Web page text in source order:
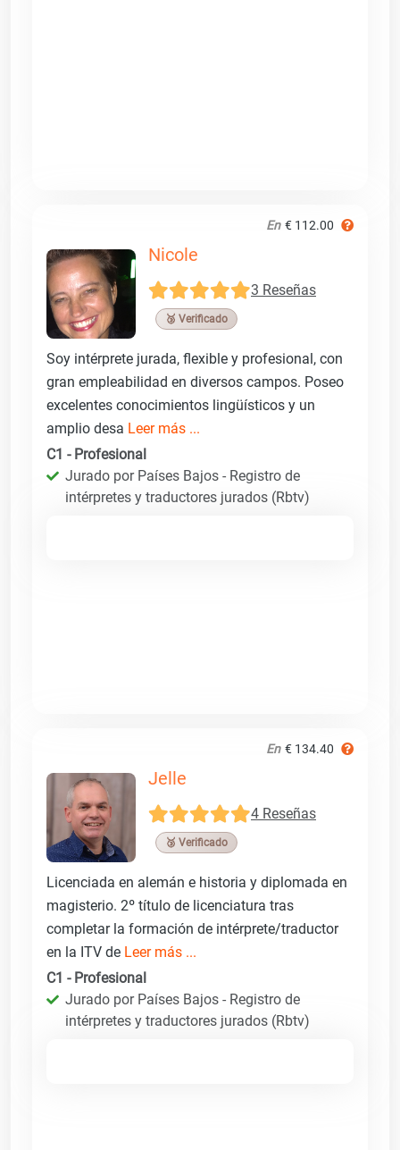
En € 112.00
Nicole
3 Reseñas
🥉 Verificado
Soy intérprete jurada, flexible y profesional, con
gran empleabilidad en diversos campos. Poseo
excelentes conocimientos lingüísticos y un
amplio desa Leer más ...
C1 - Profesional
Jurado por Países Bajos - Registro de
intérpretes y traductores jurados (Rbtv)
En € 134.40
Jelle
4 Reseñas
🥉 Verificado
Licenciada en alemán e historia y diplomada en
magisterio. 2º título de licenciatura tras
completar la formación de intérprete/traductor
en la ITV de Leer más ...
C1 - Profesional
Jurado por Países Bajos - Registro de
intérpretes y traductores jurados (Rbtv)